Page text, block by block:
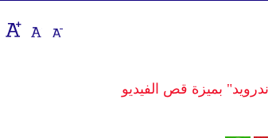
بميزة قص الفيديو